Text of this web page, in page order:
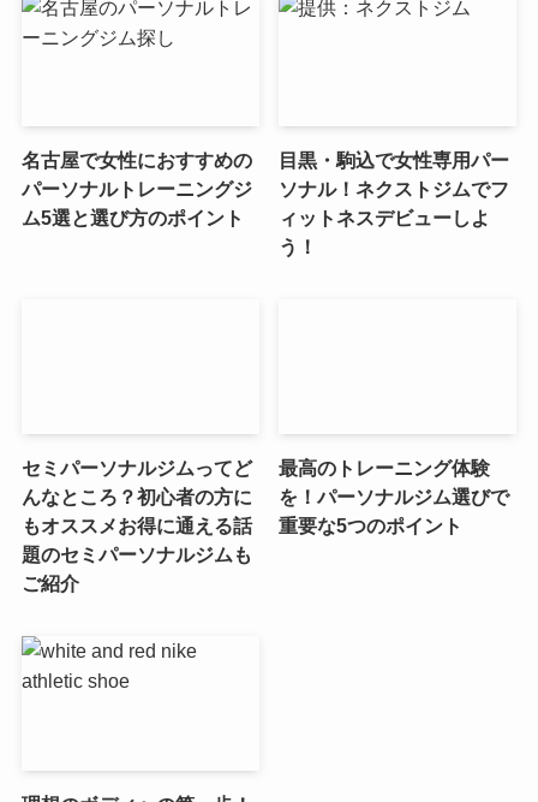
名古屋で女性におすすめの
パーソナルトレーニングジ
ム5選と選び方のポイント
目黒・駒込で女性専用パー
ソナル！ネクストジムでフ
ィットネスデビューしよ
う！
セミパーソナルジムってど
んなところ？初心者の方に
もオススメお得に通える話
題のセミパーソナルジムも
ご紹介
最高のトレーニング体験
を！パーソナルジム選びで
重要な5つのポイント